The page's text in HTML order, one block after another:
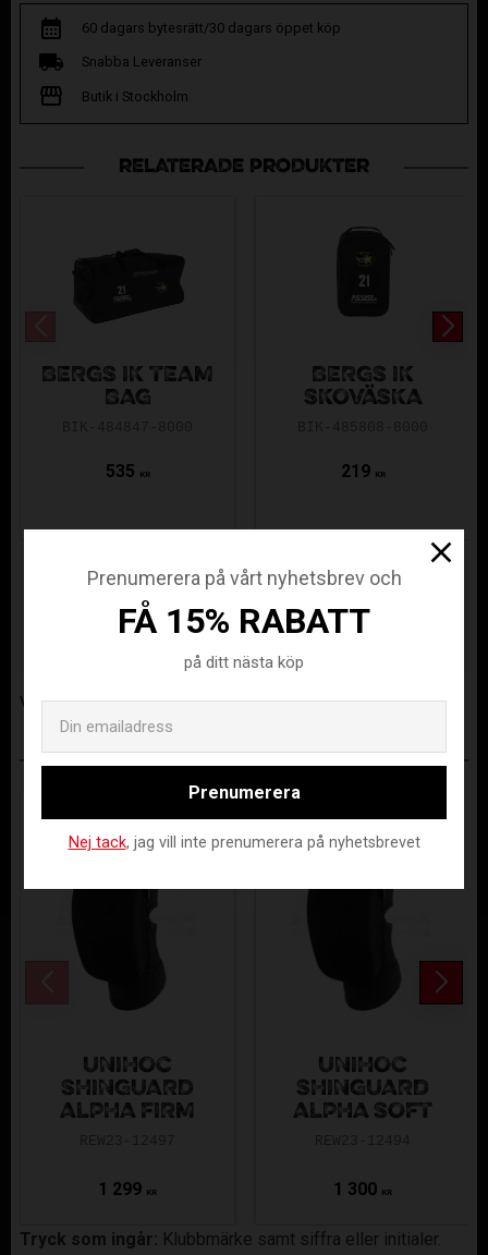
60 dagars bytesrätt/30 dagars öppet köp
Snabba Leveranser
Butik i Stockholm
RELATERADE PRODUKTER
BERGS IK TEAM
BAG
535 KR
BERGS IK
SKOVÄSKA
219 KR
Lagerstatus Beställningsvara
BIK-484842-8000
Visa alla produkter från Stanno Sverige AB
UNIHOC
SHINGUARD
ALPHA FIRM
1 299 KR
UNIHOC
SHINGUARD
ALPHA SOFT
1 300 KR
Tryck som ingår: Klubbmärke samt siffra eller initialer.
Prenumerera på vårt nyhetsbrev och
FÅ 15% RABATT
på ditt nästa köp
Prenumerera
Nej tack, jag vill inte prenumerera på nyhetsbrevet